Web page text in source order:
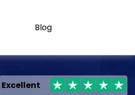
Blog
Excellent